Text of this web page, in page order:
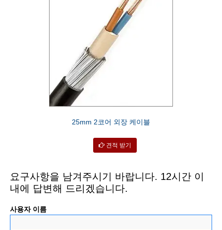
25mm 2코어 외장 케이블
견적 받기
요구사항을 남겨주시기 바랍니다. 12시간 이
내에 답변해 드리겠습니다.
사용자 이름